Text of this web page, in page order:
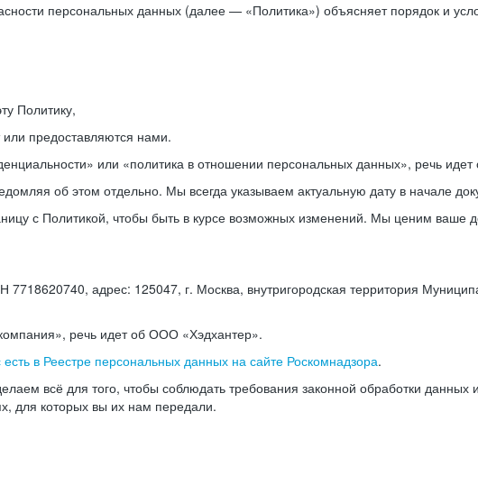
персональных данных (далее — «Политика») объясняет порядок и
Политику,
предоставляются нами.
или «политика в отношении персональных данных», речь идет
об этом отдельно. Мы всегда указываем актуальную дату в начале
с Политикой, чтобы быть в курсе возможных изменений. Мы ценим ваше
адрес: 125047, г. Москва, внутригородская территория
речь идет об ООО «Хэдхантер».
есть в Реестре персональных данных на сайте Роскомнадзора.
всё для того, чтобы соблюдать требования законной обработки
для которых вы их нам передали.